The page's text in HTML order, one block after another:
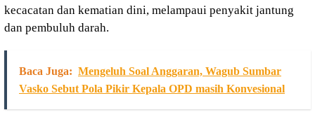
kecacatan dan kematian dini, melampaui penyakit jantung
dan pembuluh darah.
Baca Juga: Mengeluh Soal Anggaran, Wagub Sumbar
Vasko Sebut Pola Pikir Kepala OPD masih Konvesional